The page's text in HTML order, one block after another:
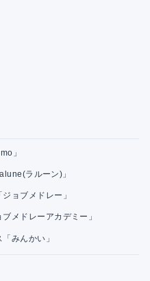
」
ラルーン)」
ョブメドレー」
メドレーアカデミー」
みんかい」